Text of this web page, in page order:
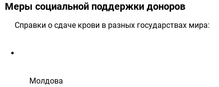
Меры социальной поддержки доноров
Справки о сдаче крови в разных государствах мира:
Молдова